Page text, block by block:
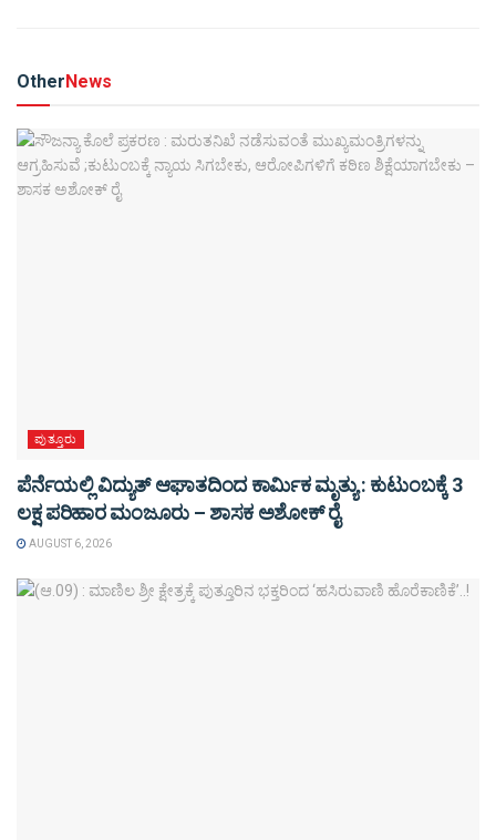
OtherNews
ಪುತ್ತೂರು
ಪೆರ್ನೆಯಲ್ಲಿ ವಿದ್ಯುತ್ ಆಘಾತದಿಂದ ಕಾರ್ಮಿಕ ಮೃತ್ಯು : ಕುಟುಂಬಕ್ಕೆ 3
ಲಕ್ಷ ಪರಿಹಾರ ಮಂಜೂರು – ಶಾಸಕ ಅಶೋಕ್ ರೈ
AUGUST 6, 2026